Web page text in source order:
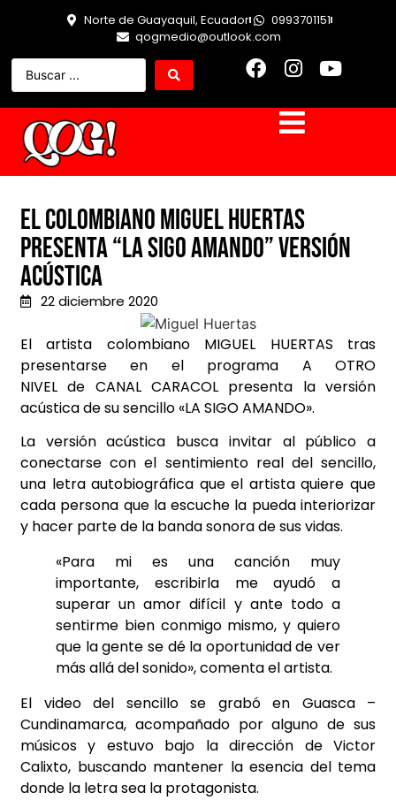
Norte de Guayaquil, Ecuador
0993701151
qogmedio@outlook.com
El colombiano Miguel Huertas
presenta “La Sigo Amando” versión
acústica
22 diciembre 2020
El artista colombiano MIGUEL HUERTAS tras
presentarse en el programa A OTRO
NIVEL de CANAL CARACOL presenta la versión
acústica de su sencillo «LA SIGO AMANDO».
La versión acústica busca invitar al público a
conectarse con el sentimiento real del sencillo,
una letra autobiográfica que el artista quiere que
cada persona que la escuche la pueda interiorizar
y hacer parte de la banda sonora de sus vidas.
«Para mi es una canción muy
importante, escribirla me ayudó a
superar un amor difícil y ante todo a
sentirme bien conmigo mismo, y quiero
que la gente se dé la oportunidad de ver
más allá del sonido», comenta el artista.
El video del sencillo se grabó en Guasca –
Cundinamarca, acompañado por alguno de sus
músicos y estuvo bajo la dirección de Victor
Calixto, buscando mantener la esencia del tema
donde la letra sea la protagonista.